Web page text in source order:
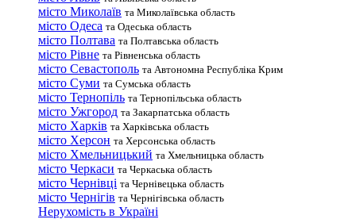
місто Миколаїв та Миколаївська область
місто Одеса та Одеська область
місто Полтава та Полтавська область
місто Рівне та Рівненська область
місто Севастополь та Автономна Республіка Крим
місто Суми та Сумська область
місто Тернопіль та Тернопільська область
місто Ужгород та Закарпатська область
місто Харків та Харківська область
місто Херсон та Херсонська область
місто Хмельницький та Хмельницька область
місто Черкаси та Черкаська область
місто Чернівці та Чернівецька область
місто Чернігів та Чернігівська область
Нерухомість в Україні